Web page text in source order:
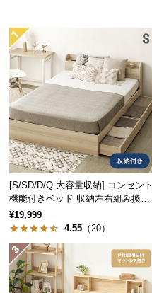
品
配
に
つ
い
て
小
型
商
品
の
配
[S/SD/D/Q 大容量収納] コンセント
機能付きベッド 収納左右組み換え
可能
¥19,999
4.55 （20）